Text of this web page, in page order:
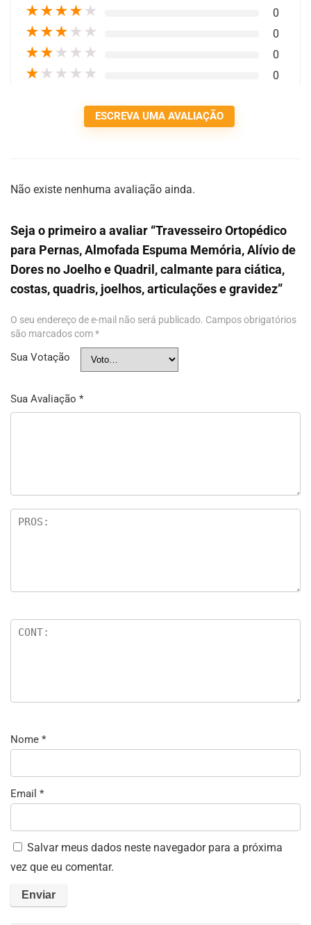
★★★★ ★ 0
★★★ ★ ★ 0
★★ ★ ★ ★ 0
★ ★ ★ ★ ★ 0
ESCREVA UMA AVALIAÇÃO
Não existe nenhuma avaliação ainda.
Seja o primeiro a avaliar “Travesseiro Ortopédico
para Pernas, Almofada Espuma Memória, Alívio de
Dores no Joelho e Quadril, calmante para ciática,
costas, quadris, joelhos, articulações e gravidez”
O seu endereço de e-mail não será publicado. Campos obrigatórios
são marcados com*
Sua Votação
Sua Avaliação *
Nome *
Email *
Salvar meus dados neste navegador para a próxima
vez que eu comentar.